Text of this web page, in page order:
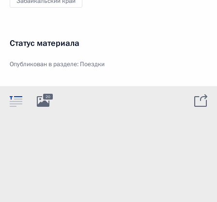
Статус материала
Опубликован в разделе: Поездки
20